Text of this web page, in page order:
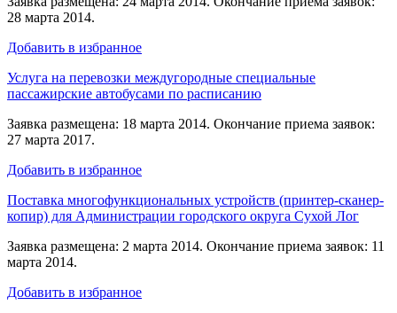
28 марта 2014.
Добавить в избранное
Услуга на перевозки междугородные специальные
пассажирские автобусами по расписанию
Заявка размещена: 18 марта 2014. Окончание приема заявок:
27 марта 2017.
Добавить в избранное
Поставка многофункциональных устройств (принтер-сканер-
копир) для Администрации городского округа Сухой Лог
Заявка размещена: 2 марта 2014. Окончание приема заявок: 11
марта 2014.
Добавить в избранное